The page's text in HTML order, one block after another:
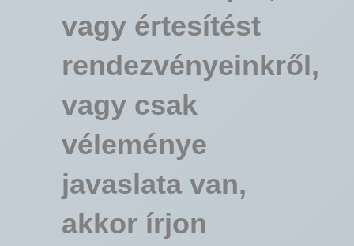
vagy értesítést
rendezvényeinkről,
vagy csak
véleménye
javaslata van,
akkor írjon